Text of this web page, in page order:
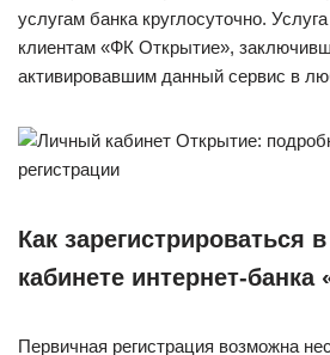
услугам банка круглосуточно.
клиентам «ФК Открытие»,
активировавшим данный сервис в
Как зарегистрироваться
кабинете интернет-
Первичная регистрация возможна